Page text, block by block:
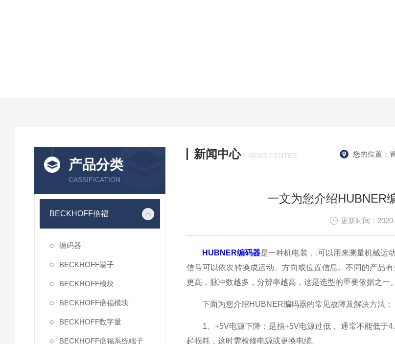
产品分类
CASSIFICATION
BECKHOFF倍福
编码器
BECKHOFF端子
BECKHOFF模块
BECKHOFF倍福模块
BECKHOFF数字量
BECKHOFF倍福系统端子
新闻中心 / NEWS CENTER 您的位置：
一文为您介绍HUBNER
更新时间：
HUBNER编码器是一种机电装，,可以用来测量机械运
信号可以依次转换成运动、方向或位置信息。不同的产品
更高，脉冲数越多，分辨率越高，这是选型的重要依据之一。
下面为您介绍HUBNER编码器的常见故障及解决方法：
1、+5V电源下降：是指+5V电源过低， 通常不能低于
起损耗，这时需检修电源或更换电缆。